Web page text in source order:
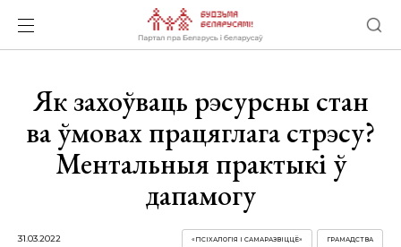
Як захоўваць рэсурсны стан
ва ўмовах працяглага стрэсу?
Ментальныя практыкі ў
дапамогу
31.03.2022 ГРАМАДСТВА
«ПСІХАЛОГІЯ І САМАРАЗВІЦЦЁ»